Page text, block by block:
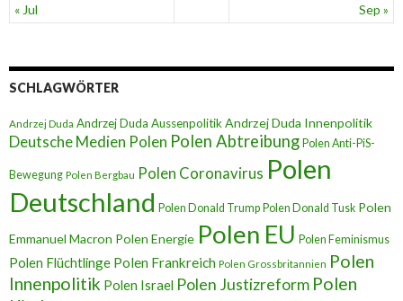
« Jul Sep »
SCHLAGWÖRTER
Andrzej Duda Andrzej Duda AussenpolitikAndrzej Duda Innenpolitik
Deutsche Medien Polen Polen Abtreibung Polen Anti-PiS-
Bewegung Polen Bergbau Polen Coronavirus Polen
Deutschland Polen Donald Trump Polen Donald Tusk Polen
Emmanuel Macron Polen Energie Polen EU Polen Feminismus
Polen Flüchtlinge Polen Frankreich Polen Grossbritannien Polen
Innenpolitik Polen Israel Polen Justizreform Polen